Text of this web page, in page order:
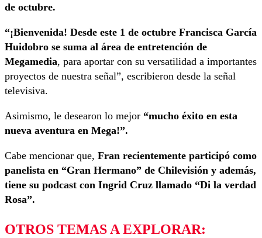
de octubre.
“¡Bienvenida! Desde este 1 de octubre Francisca García
Huidobro se suma al área de entretención de
Megamedia, para aportar con su versatilidad a importantes
proyectos de nuestra señal”, escribieron desde la señal
televisiva.
Asimismo, le desearon lo mejor “mucho éxito en esta
nueva aventura en Mega!”.
Cabe mencionar que, Fran recientemente participó como
panelista en “Gran Hermano” de Chilevisión y además,
tiene su podcast con Ingrid Cruz llamado “Di la verdad
Rosa”.
OTROS TEMAS A EXPLORAR: